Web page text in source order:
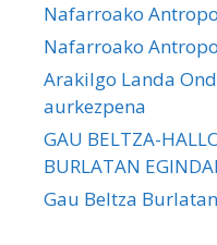
Nafarroako
Nafarroako
Arakilgo Landa
aurkezpena
GAU BELTZA-
BURLATAN
Gau Beltza Burlatan